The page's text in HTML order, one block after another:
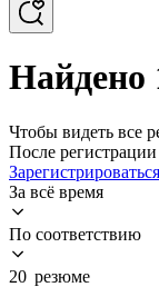
Найдено
Чтобы видеть все
После
Зарегистрироваться
За всё время
По соответствию
20 резюме